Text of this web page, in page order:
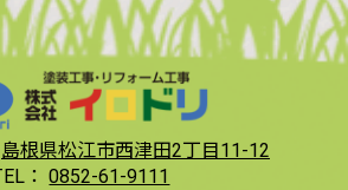
島根県松江市西津田2丁目11-12
： 0852-61-9111